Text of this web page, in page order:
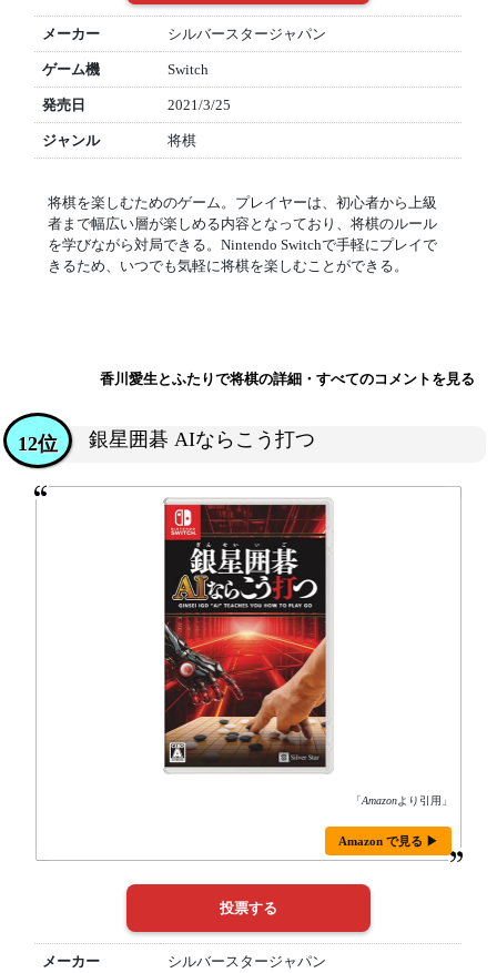
メーカー シルバースタージャパン
ゲーム機 Switch
発売日 2021/3/25
ジャンル 将棋
将棋を楽しむためのゲーム。プレイヤーは、初心者から上級
者まで幅広い層が楽しめる内容となっており、将棋のルール
を学びながら対局できる。Nintendo Switchで手軽にプレイで
きるため、いつでも気軽に将棋を楽しむことができる。
香川愛生とふたりで将棋の詳細・すべてのコメントを見る
銀星囲碁 AIならこう打つ
12位
「Amazonより引用」
Amazon で見る ▶
メーカー シルバースタージャパン